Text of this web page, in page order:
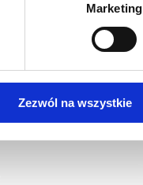
Marketing
Zezwól na wszystkie